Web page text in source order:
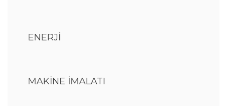
ENERJİ
MAKİNE İMALATI